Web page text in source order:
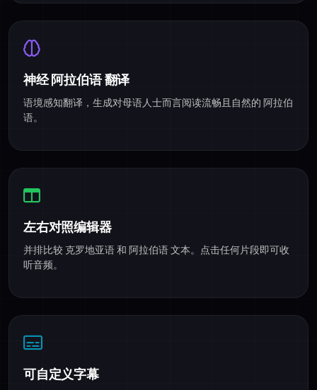
神经 阿拉伯语 翻译
语境感知翻译，生成对母语人士而言阅读流畅且自然的 阿拉伯
语。
左右对照编辑器
并排比较 克罗地亚语 和 阿拉伯语 文本。点击任何片段即可收
听音频。
可自定义字幕